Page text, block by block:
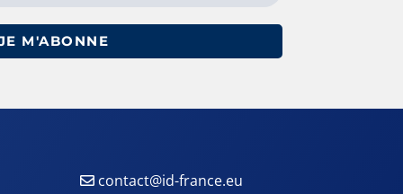
M'ABONNE
contact@id-france.eu